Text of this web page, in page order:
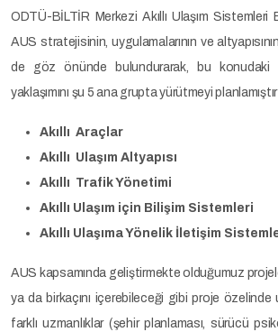
ODTÜ-BİLTİR Merkezi Akıllı Ulaşım Sistemleri
AUS stratejisinin, uygulamalarının ve
de göz önünde bulundurarak, bu konudaki
yaklaşımını şu 5 ana grupta yürütmeyi
Akıllı Araçlar
Akıllı Ulaşım Altyapısı
Akıllı Trafik Yönetimi
Akıllı Ulaşım için Bilişim Sistemleri
Akıllı Ulaşıma Yönelik İletişim
AUS kapsamında geliştirmekte olduğumuz
ya da birkaçını içerebileceği gibi proje özelinde
farklı uzmanlıklar (şehir planlaması, sürücü